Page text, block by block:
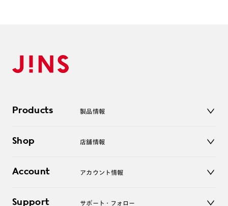
Products 製品情報
サングラス
コンタクトレンズ
アクセサリー
Shop 店舗情報
オンラインショップ
Account アカウント情報
Support サポート・フォロー